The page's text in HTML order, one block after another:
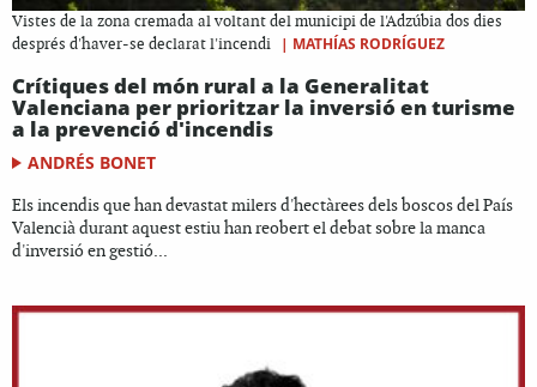
Vistes de la zona cremada al voltant del municipi de l'Adzúbia dos dies
després d'haver-se declarat l'incendi
| MATHÍAS RODRÍGUEZ
Crítiques del món rural a la Generalitat
Valenciana per prioritzar la inversió en turisme
a la prevenció d'incendis
ANDRÉS BONET
Els incendis que han devastat milers d'hectàrees dels boscos del País
Valencià durant aquest estiu han reobert el debat sobre la manca
d'inversió en gestió...